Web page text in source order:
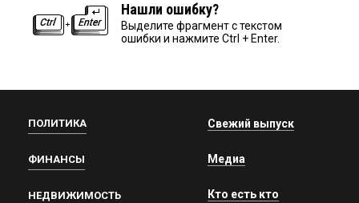
Нашли ошибку?
Выделите фрагмент с текстом
ошибки и нажмите Ctrl + Enter.
ПОЛИТИКА
ФИНАНСЫ
НЕДВИЖИМОСТЬ
Свежий выпуск
Медиа
Кто есть кто